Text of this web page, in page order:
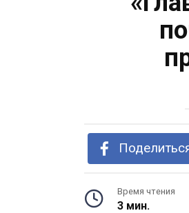
Время чтения
3 мин.